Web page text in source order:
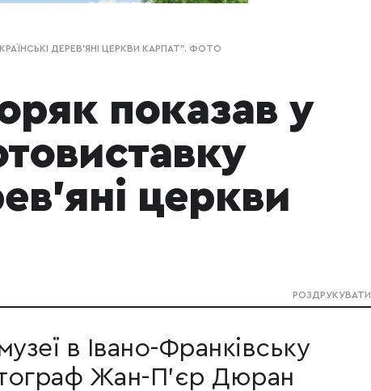
ДЕРЕВ'ЯНІ ЦЕРКВИ КАРПАТ". ФОТО
показав у
церкви
РОЗДРУКУВАТИ
в Івано-Франківську
Жан-П'єр Дюран